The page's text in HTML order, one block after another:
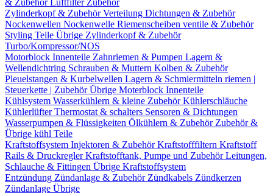
& ZubehörLuftfilter Zubehör
Zylinderkopf & ZubehörVerteilung Dichtungen & Zubehör
Nockenwellen Nockenwelle Riemenscheiben ventile & Zubehör
Styling Teile Übrige Zylinderkopf & Zubehör
Turbo/Kompressor/NOS
Motorblock Innenteile Zahnriemen & Pumpen Lagern &
Wellendichtring Schrauben & Muttern Kolben & Zubehör
Pleuelstangen & Kurbelwellen Lagern & Schmiermitteln riemen |
Steuerkette | ZubehörÜbrige Moterblock Innenteile
Kühlsystem Wasserkühlern & kleine ZubehörKühlerschläuche
KühlerlüfterThermostat & schalters Sensoren & Dichtungen
Wasserpumpen & Flüssigkeiten Ölkühlern & Zubehör Zubehör &
Übrige kühl Teile
Kraftstoffsystem Injektoren & ZubehörKraftstofffiltern Kraftstoff
Rails & DruckreglerKraftstofftank, Pumpe und ZubehörLeitungen,
Schlauche & Fittingen Übrige Kraftstoffsystem
Entzündung Zündanlage & Zubehör Zündkabels Zündkerzen
Zündanlage Übrige